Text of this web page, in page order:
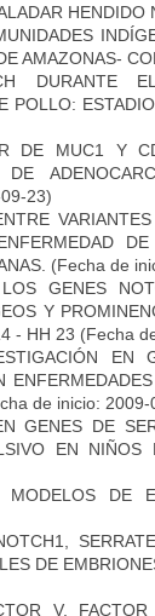
HENDIDO
AMAZONAS-
DURANTE
POLLO:
DE MUC1 Y
23)
DE
(Fecha de
GENES
Y
- HH 23 (Fecha
EN
de inicio: 2009-
GENES DE
EN NIÑOS
DE
DE
V,